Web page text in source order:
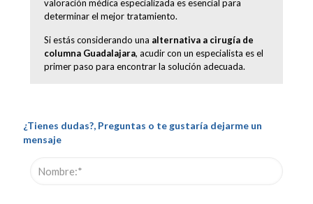
valoración médica especializada es esencial para
determinar el mejor tratamiento.
Si estás considerando una alternativa a cirugía de
columna Guadalajara, acudir con un especialista es el
primer paso para encontrar la solución adecuada.
¿Tienes dudas?, Preguntas o te gustaría dejarme un
mensaje